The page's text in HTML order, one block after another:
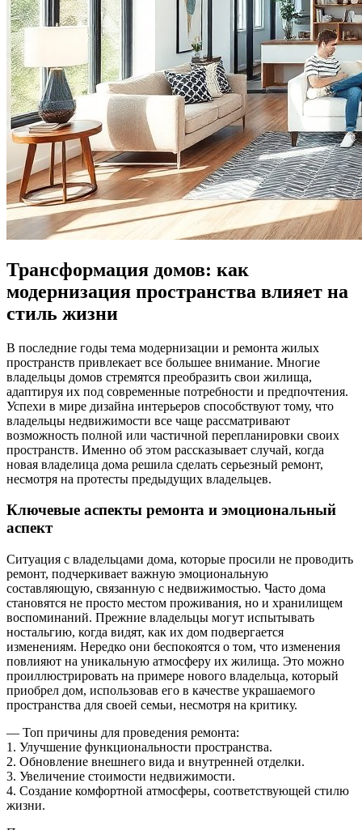
Трансформация домов: как
модернизация пространства влияет на
стиль жизни
В последние годы тема модернизации и ремонта жилых
пространств привлекает все большее внимание. Многие
владельцы домов стремятся преобразить свои жилища,
адаптируя их под современные потребности и предпочтения.
Успехи в мире дизайна интерьеров способствуют тому, что
владельцы недвижимости все чаще рассматривают
возможность полной или частичной перепланировки своих
пространств. Именно об этом рассказывает случай, когда
новая владелица дома решила сделать серьезный ремонт,
несмотря на протесты предыдущих владельцев.
Ключевые аспекты ремонта и эмоциональный
аспект
Ситуация с владельцами дома, которые просили не проводить
ремонт, подчеркивает важную эмоциональную
составляющую, связанную с недвижимостью. Часто дома
становятся не просто местом проживания, но и хранилищем
воспоминаний. Прежние владельцы могут испытывать
ностальгию, когда видят, как их дом подвергается
изменениям. Нередко они беспокоятся о том, что изменения
повлияют на уникальную атмосферу их жилища. Это можно
проиллюстрировать на примере нового владельца, который
приобрел дом, использовав его в качестве украшаемого
пространства для своей семьи, несмотря на критику.
— Топ причины для проведения ремонта:
1. Улучшение функциональности пространства.
2. Обновление внешнего вида и внутренней отделки.
3. Увеличение стоимости недвижимости.
4. Создание комфортной атмосферы, соответствующей стилю
жизни.